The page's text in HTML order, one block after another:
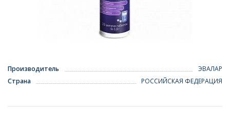
Производитель
ЭВАЛАР
Страна
РОССИЙСКАЯ ФЕДЕРАЦИЯ